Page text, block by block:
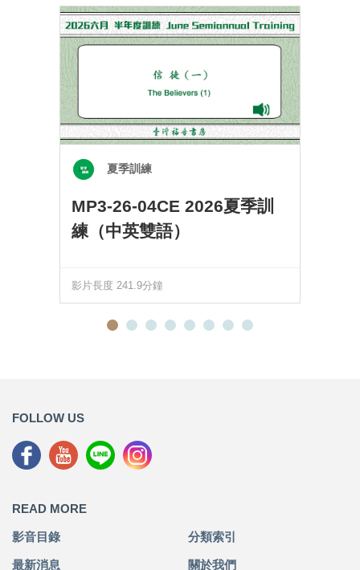
夏季訓練
MP3-26-04CE 2026夏季訓
練（中英雙語）
影片長度 241.9分鐘
FOLLOW US
READ MORE
影音目錄 分類索引
最新消息 關於我們